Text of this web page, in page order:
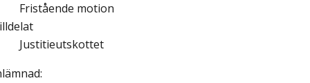
Fristående motion
Justitieutskottet
: